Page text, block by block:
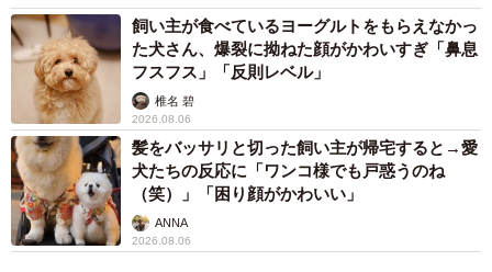
飼い主が食べているヨーグルトをもらえなかっ
た犬さん、爆裂に拗ねた顔がかわいすぎ「鼻息
フスフス」「反則レベル」
椎名 碧
2026.08.06
髪をバッサリと切った飼い主が帰宅すると→愛
犬たちの反応に「ワンコ様でも戸惑うのね
（笑）」「困り顔がかわいい」
ANNA
2026.08.06